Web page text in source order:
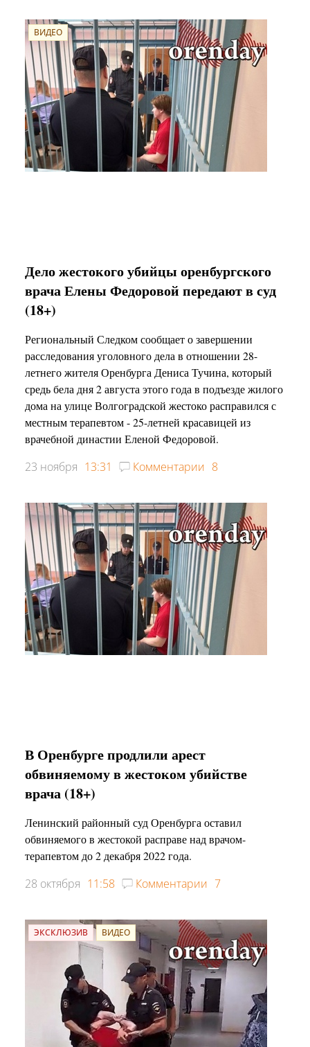
ВИДЕО
Дело жестокого убийцы оренбургского
врача Елены Федоровой передают в суд
(18+)
Региональный Следком сообщает о завершении
расследования уголовного дела в отношении 28-
летнего жителя Оренбурга Дениса Тучина, который
средь бела дня 2 августа этого года в подъезде жилого
дома на улице Волгоградской жестоко расправился с
местным терапевтом - 25-летней красавицей из
врачебной династии Еленой Федоровой.
23 ноября 13:31 Комментарии 8
В Оренбурге продлили арест
обвиняемому в жестоком убийстве
врача (18+)
Ленинский районный суд Оренбурга оставил
обвиняемого в жестокой расправе над врачом-
терапевтом до 2 декабря 2022 года.
28 октября 11:58 Комментарии 7
ЭКСКЛЮЗИВ ВИДЕО